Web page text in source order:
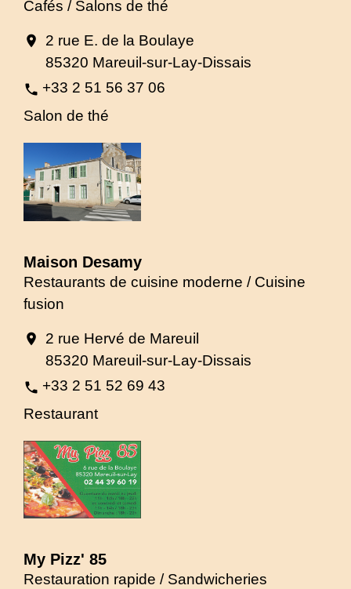
Cafés / Salons de thé
location_on
2 rue E. de la Boulaye
85320 Mareuil-sur-Lay-Dissais
phone +33 2 51 56 37 06
Salon de thé
Maison Desamy
Restaurants de cuisine moderne / Cuisine
fusion
location_on
2 rue Hervé de Mareuil
85320 Mareuil-sur-Lay-Dissais
phone +33 2 51 52 69 43
Restaurant
My Pizz' 85
Restauration rapide / Sandwicheries